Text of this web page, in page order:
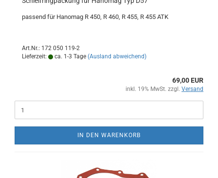
passend für Hanomag R 450, R 460, R 455, R 455 ATK
Art.Nr.: 172 050 119-2
Lieferzeit:
ca. 1-3 Tage (Ausland abweichend)
69,00 EUR
inkl. 19% MwSt. zzgl. Versand
IN DEN WARENKORB